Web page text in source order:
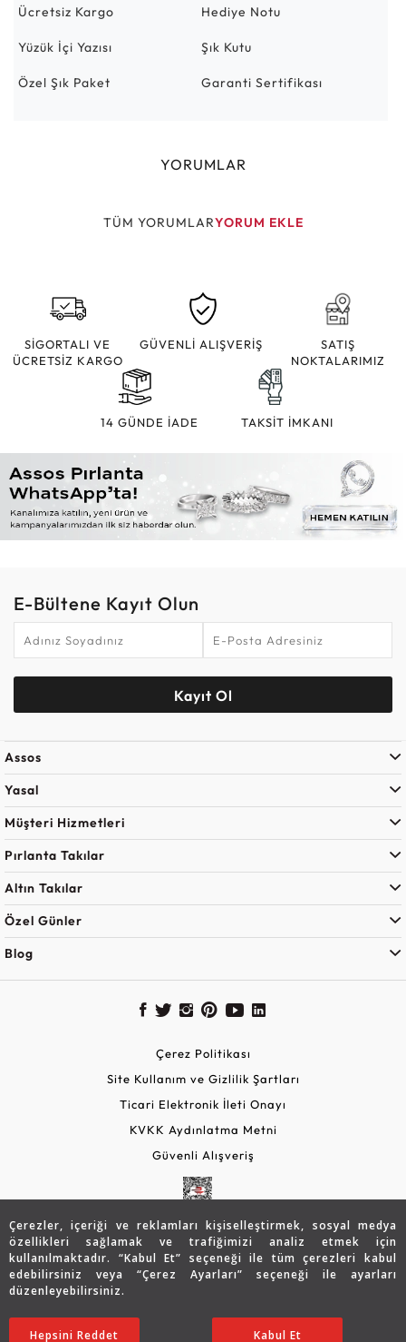
Çerezler, içeriği ve reklamları kişiselleştirmek, sosyal medya
özellikleri sağlamak ve trafiğimizi analiz etmek için
kullanılmaktadır. “Kabul Et” seçeneği ile tüm çerezleri kabul
edebilirsiniz veya “Çerez Ayarları” seçeneği ile ayarları
düzenleyebilirsiniz.
Ayarları Düzenle
Hepsini Reddet Kabul Et
3.935 TL
SATIN ALIN
Ücretsiz Kargo Hediye Notu
Yüzük İçi Yazısı Şık Kutu
Özel Şık Paket Garanti Sertifikası
YORUMLAR
TÜM YORUMLARYORUM EKLE
SİGORTALI VE
ÜCRETSİZ KARGO
GÜVENLİ ALIŞVERİŞ
SATIŞ
NOKTALARIMIZ
14 GÜNDE İADE TAKSİT İMKANI
E-Bültene Kayıt Olun
Kayıt Ol
Assos
Yasal
Müşteri Hizmetleri
Pırlanta Takılar
Altın Takılar
Özel Günler
Blog
Çerez Politikası
Site Kullanım ve Gizlilik Şartları
Ticari Elektronik İleti Onayı
KVKK Aydınlatma Metni
Güvenli Alışveriş